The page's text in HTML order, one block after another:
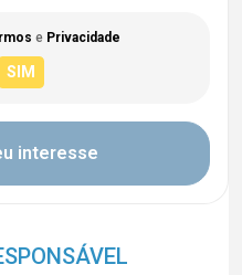
e Privacidade
interesse